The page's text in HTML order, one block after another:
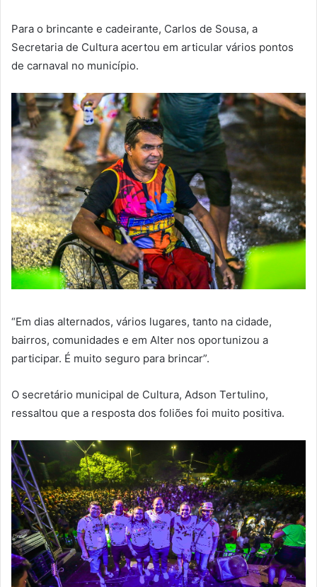
Para o brincante e cadeirante, Carlos de Sousa, a
Secretaria de Cultura acertou em articular vários pontos
de carnaval no município.
“Em dias alternados, vários lugares, tanto na cidade,
bairros, comunidades e em Alter nos oportunizou a
participar. É muito seguro para brincar”.
O secretário municipal de Cultura, Adson Tertulino,
ressaltou que a resposta dos foliões foi muito positiva.